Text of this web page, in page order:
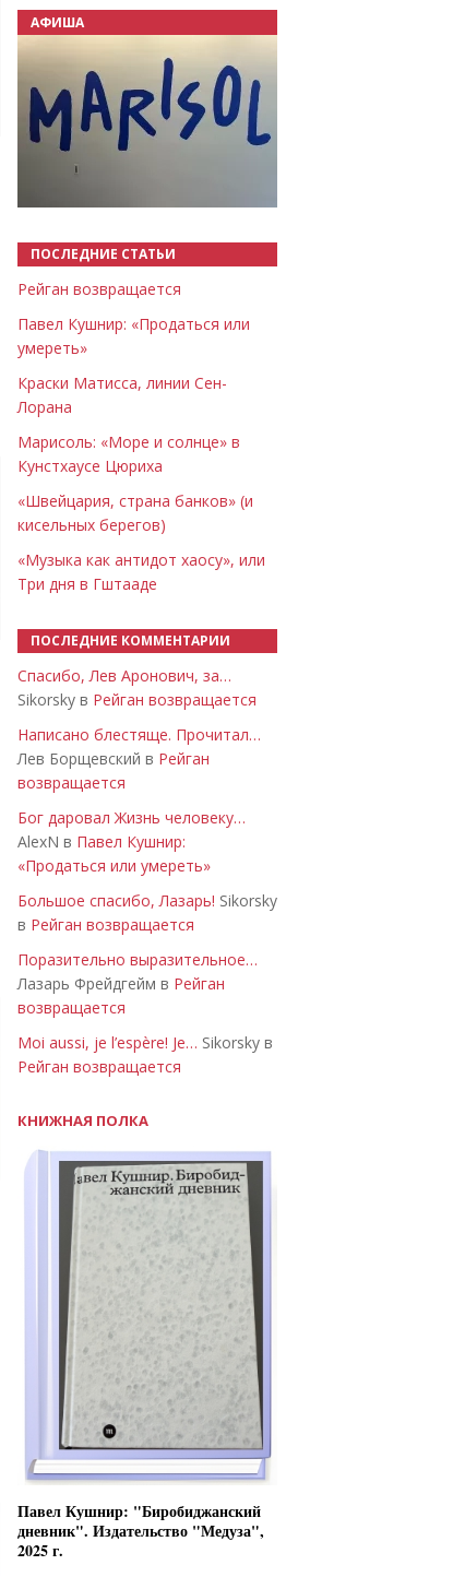
АФИША
ПОСЛЕДНИЕ СТАТЬИ
Рейган возвращается
Павел Кушнир: «Продаться или
умереть»
Краски Матисса, линии Сен-
Лорана
Марисоль: «Море и солнце» в
Кунстхаусе Цюриха
«Швейцария, страна банков» (и
кисельных берегов)
«Музыка как антидот хаосу», или
Три дня в Гштааде
ПОСЛЕДНИЕ КОММЕНТАРИИ
Спасибо, Лев Аронович, за…
Sikorsky в Рейган возвращается
Написано блестяще. Прочитал…
Лев Борщевский в Рейган
возвращается
Бог даровал Жизнь человеку…
AlexN в Павел Кушнир:
«Продаться или умереть»
Большое спасибо, Лазарь! Sikorsky
в Рейган возвращается
Поразительно выразительное…
Лазарь Фрейдгейм в Рейган
возвращается
Moi aussi, je l’espère! Je… Sikorsky в
Рейган возвращается
КНИЖНАЯ ПОЛКА
Павел Кушнир: "Биробиджанский
дневник". Издательство "Медуза",
2025 г.